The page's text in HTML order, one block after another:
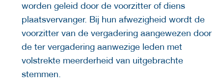
worden geleid door de voorzitter of diens
plaatsvervanger. Bij hun afwezigheid wordt de
voorzitter van de vergadering aangewezen door
de ter vergadering aanwezige leden met
volstrekte meerderheid van uitgebrachte
stemmen.